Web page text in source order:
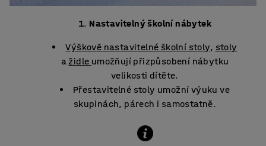
Nastavitelný školní nábytek
Výškově nastavitelné školní stoly, stoly
a židle umožňují přizpůsobení nábytku
velikosti dítěte.
Přestavitelné stoly umožní výuku ve
skupinách, párech i samostatně.